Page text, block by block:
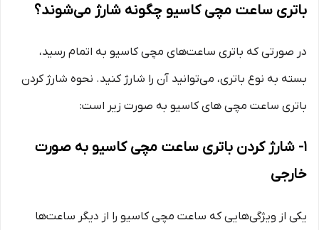
باتری ساعت مچی کاسیو چگونه شارژ می‌شوند؟
در صورتی که باتری ساعت‌های مچی کاسیو به اتمام رسید،
بسته به نوع باتری، می‌توانید آن را شارژ کنید. نحوه شارژ کردن
باتری ساعت مچی‌ های کاسیو به صورت زیر است:
1- شارژ کردن باتری ساعت مچی کاسیو به صورت
خارجی
یکی از ویژگی‌هایی که ساعت مچی کاسیو را از دیگر ساعت‌ها